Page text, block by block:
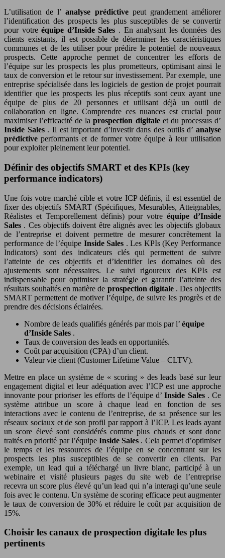
L’utilisation de l’analyse prédictive peut grandement améliorer
l’identification des prospects les plus susceptibles de se convertir
pour votreéquipe d’Inside Sales . En analysant les données des
clients existants, il est possible de déterminer les caractéristiques
communes et de les utiliser pour prédire le potentiel de nouveaux
prospects. Cette approche permet de concentrer les efforts de
l’équipe sur les prospects les plus prometteurs, optimisant ainsi le
taux de conversion et le retour sur investissement. Par exemple, une
entreprise spécialisée dans les logiciels de gestion de projet pourrait
identifier que les prospects les plus réceptifs sont ceux ayant une
équipe de plus de 20 personnes et utilisant déjà un outil de
collaboration en ligne. Comprendre ces nuances est crucial pour
maximiser l’efficacité de laprospection digitale et du processus d’
Inside Sales . Il est important d’investir dans des outils d’analyse
prédictiveperformants et de former votre équipe à leur utilisation
pour exploiter pleinement leur potentiel.
Définir des objectifs SMART et des KPIs (key
performance indicators)
Une fois votre marché cible et votre ICP définis, il est essentiel de
fixer des objectifs SMART (Spécifiques, Mesurables, Atteignables,
Réalistes et Temporellement définis) pour votreéquipe d’Inside
Sales . Ces objectifs doivent être alignés avec les objectifs globaux
de l’entreprise et doivent permettre de mesurer concrètement la
performance de l’équipe Inside Sales . Les KPIs (Key Performance
Indicators) sont des indicateurs clés qui permettent de suivre
l’atteinte de ces objectifs et d’identifier les domaines où des
ajustements sont nécessaires. Le suivi rigoureux des KPIs est
indispensable pour optimiser la stratégie et garantir l’atteinte des
résultats souhaités en matière de prospection digitale . Des objectifs
SMART permettent de motiver l’équipe, de suivre les progrès et de
prendre des décisions éclairées.
Nombre de leads qualifiés générés par mois par l’ équipe
d’Inside Sales .
Taux de conversion des leads en opportunités.
Coût par acquisition (CPA) d’un client.
Valeur vie client (Customer Lifetime Value – CLTV).
Mettre en place un système de « scoring » des leads basé sur leur
engagement digital et leur adéquation avec l’ICP est une approche
innovante pour prioriser les efforts de l’équipe d’Inside Sales . Ce
système attribue un score à chaque lead en fonction de ses
interactions avec le contenu de l’entreprise, de sa présence sur les
réseaux sociaux et de son profil par rapport à l’ICP. Les leads ayant
un score élevé sont considérés comme plus chauds et sont donc
traités en priorité par l’équipe Inside Sales . Cela permet d’optimiser
le temps et les ressources de l’équipe en se concentrant sur les
prospects les plus susceptibles de se convertir en clients. Par
exemple, un lead qui a téléchargé un livre blanc, participé à un
webinaire et visité plusieurs pages du site web de l’entreprise
recevra un score plus élevé qu’un lead qui n’a interagi qu’une seule
fois avec le contenu. Un système de scoring efficace peut augmenter
le taux de conversion de 30% et réduire le coût par acquisition de
15%.
Choisir les canaux de prospection digitale les plus
pertinents